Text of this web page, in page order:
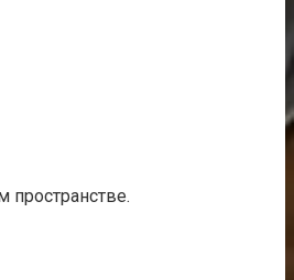
пространстве.